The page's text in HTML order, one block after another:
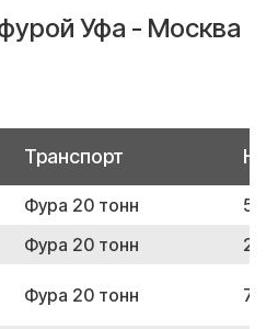
Уфа - Москва
Транспорт
Фура 20 тонн
Фура 20 тонн
Фура 20 тонн